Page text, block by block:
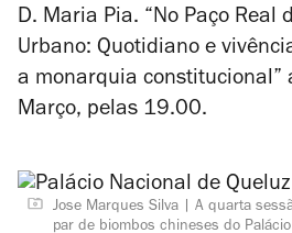
D. Maria Pia. “No Paço Real
Urbano: Quotidiano e
a monarquia constitucional”
Março, pelas 19.00.
Jose Marques Silva
A quarta
par de biombos chineses do